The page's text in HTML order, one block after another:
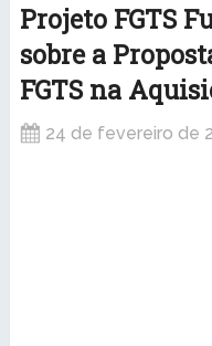
Projeto FGTS
sobre a
FGTS na
24 de fevereiro de